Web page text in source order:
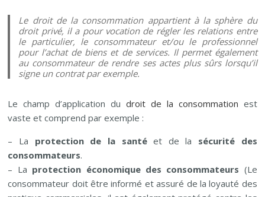
Le droit de la consommation appartient à la sphère du
droit privé, il a pour vocation de régler les relations entre
le particulier, le consommateur et/ou le professionnel
pour l’achat de biens et de services. Il permet également
au consommateur de rendre ses actes plus sûrs lorsqu’il
signe un contrat par exemple.
Le champ d’application du droit de la consommation est
vaste et comprend par exemple :
– La protection de la santéet de la sécurité des
consommateurs.
– La protection économique des consommateurs (Le
consommateur doit être informé et assuré de la loyauté des